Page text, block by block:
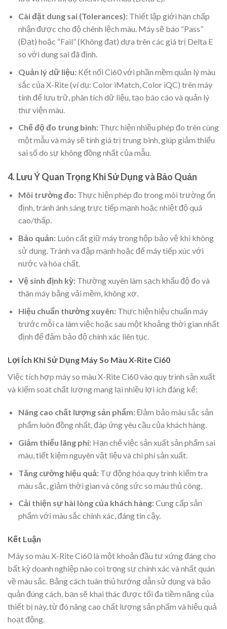
Cài đặt dung sai (Tolerances):Thiết lập giới hạn chấp
nhận được cho độ chênh lệch màu. Máy sẽ báo “Pass”
(Đạt) hoặc “Fail” (Không đạt) dựa trên các giá trị Delta E
so với dung sai đã định.
Quản lý dữ liệu:Kết nối Ci60 với phần mềm quản lý màu
sắc của X-Rite (ví dụ: Color iMatch, Color iQC) trên máy
tính để lưu trữ, phân tích dữ liệu, tạo báo cáo và quản lý
thư viện màu.
Chế độ đo trung bình:Thực hiện nhiều phép đo trên cùng
một mẫu và máy sẽ tính giá trị trung bình, giúp giảm thiểu
sai số do sự không đồng nhất của mẫu.
4. Lưu Ý Quan Trọng Khi Sử Dụng và Bảo Quản
Môi trường đo:Thực hiện phép đo trong môi trường ổn
định, tránh ánh sáng trực tiếp mạnh hoặc nhiệt độ quá
cao/thấp.
Bảo quản:Luôn cất giữ máy trong hộp bảo vệ khi không
sử dụng. Tránh va đập mạnh hoặc để máy tiếp xúc với
nước và hóa chất.
Vệ sinh định kỳ:Thường xuyên làm sạch khẩu độ đo và
thân máy bằng vải mềm, không xơ.
Hiệu chuẩn thường xuyên:Thực hiện hiệu chuẩn máy
trước mỗi ca làm việc hoặc sau một khoảng thời gian nhất
định để đảm bảo độ chính xác liên tục.
Lợi Ích Khi Sử Dụng Máy So Màu X-Rite Ci60
Việc tích hợp máy so màu X-Rite Ci60 vào quy trình sản xuất
và kiểm soát chất lượng mang lại nhiều lợi ích đáng kể:
Nâng cao chất lượng sản phẩm:Đảm bảo màu sắc sản
phẩm luôn đồng nhất, đáp ứng yêu cầu của khách hàng.
Giảm thiểu lãng phí:Hạn chế việc sản xuất sản phẩm sai
màu, tiết kiệm nguyên vật liệu và chi phí sản xuất.
Tăng cường hiệu quả:Tự động hóa quy trình kiểm tra
màu sắc, giảm thời gian và công sức so màu thủ công.
Cải thiện sự hài lòng của khách hàng:Cung cấp sản
phẩm với màu sắc chính xác, đáng tin cậy.
Kết Luận
Máy so màu X-Rite Ci60 là một khoản đầu tư xứng đáng cho
bất kỳ doanh nghiệp nào coi trọng sự chính xác và nhất quán
về màu sắc. Bằng cách tuân thủ hướng dẫn sử dụng và bảo
quản đúng cách, bạn sẽ khai thác được tối đa tiềm năng của
thiết bị này, từ đó nâng cao chất lượng sản phẩm và hiệu quả
hoạt động.